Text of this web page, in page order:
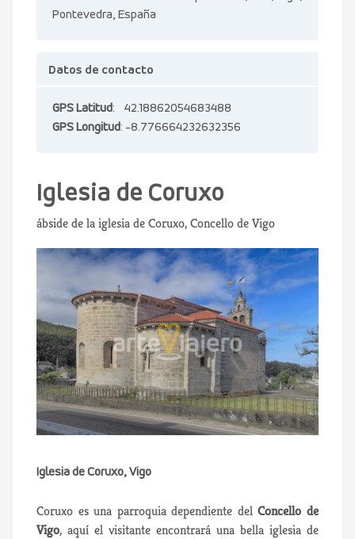
Pontevedra, España
Datos de contacto
GPS Latitud: 42.18862054683488
GPS Longitud: -8.776664232632356
Iglesia de Coruxo
ábside de la iglesia de Coruxo, Concello de Vigo
Iglesia de Coruxo, Vigo
Coruxo es una parroquia dependiente delConcello de
Vigo, aquí el visitante encontrará una bella iglesia de